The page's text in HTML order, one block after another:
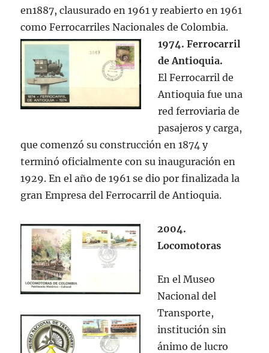
en1887, clausurado en 1961 y reabierto en 1961
como Ferrocarriles Nacionales de Colombia.
1974. Ferrocarril
de Antioquia.
El Ferrocarril de
Antioquia fue una
red ferroviaria de
pasajeros y carga,
que comenzó su construcción en 1874 y
terminó oficialmente con su inauguración en
1929. En el año de 1961 se dio por finalizada la
gran Empresa del Ferrocarril de Antioquia.
2004.
Locomotoras
En el Museo
Nacional del
Transporte,
institución sin
ánimo de lucro